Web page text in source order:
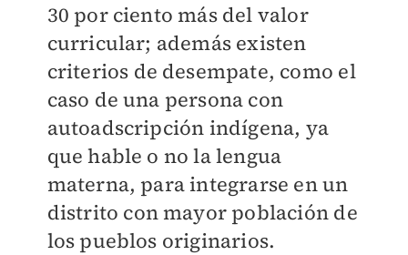
30 por ciento más del valor
curricular; además existen
criterios de desempate, como el
caso de una persona con
autoadscripción indígena, ya
que hable o no la lengua
materna, para integrarse en un
distrito con mayor población de
los pueblos originarios.